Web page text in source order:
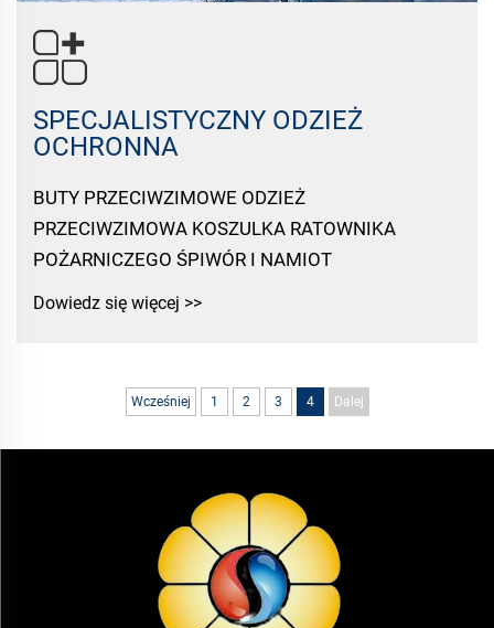
SPECJALISTYCZNY ODZIEŻ
OCHRONNA
BUTY PRZECIWZIMOWE ODZIEŻ
PRZECIWZIMOWA KOSZULKA RATOWNIKA
POŻARNICZEGO ŚPIWÓR I NAMIOT
Dowiedz się więcej >>
Wcześniej 1 2 3 4 Dalej